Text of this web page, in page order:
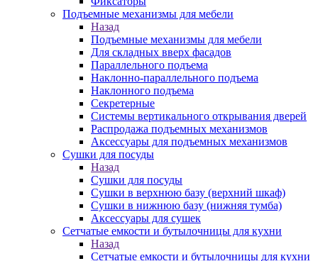
Подъемные механизмы для мебели
Назад
Подъемные механизмы для мебели
Для складных вверх фасадов
Параллельного подъема
Наклонно-параллельного подъема
Наклонного подъема
Секретерные
Системы вертикального открывания дверей
Распродажа подъемных механизмов
Аксессуары для подъемных механизмов
Сушки для посуды
Назад
Сушки для посуды
Сушки в верхнюю базу (верхний шкаф)
Сушки в нижнюю базу (нижняя тумба)
Аксессуары для сушек
Сетчатые емкости и бутылочницы для кухни
Назад
Сетчатые емкости и бутылочницы для кухни